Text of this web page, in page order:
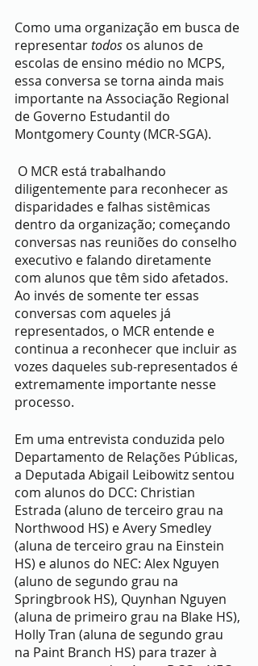
Como uma organização em busca de
representar todos os alunos de
escolas de ensino médio no MCPS,
essa conversa se torna ainda mais
importante na Associação Regional
de Governo Estudantil do
Montgomery County (MCR-SGA).
diligentemente para reconhecer as
disparidades e falhas sistêmicas
dentro da organização; começando
conversas nas reuniões do conselho
executivo e falando diretamente
com alunos que têm sido afetados.
Ao invés de somente ter essas
conversas com aqueles já
representados, o MCR entende e
continua a reconhecer que incluir as
vozes daqueles sub-representados é
extremamente importante nesse
processo.
Em uma entrevista conduzida pelo
Departamento de Relações Públicas,
a Deputada Abigail Leibowitz sentou
com alunos do DCC: Christian
Estrada (aluno de terceiro grau na
Northwood HS) e Avery Smedley
(aluna de terceiro grau na Einstein
HS) e alunos do NEC: Alex Nguyen
(aluno de segundo grau na
Springbrook HS), Quynhan Nguyen
(aluna de primeiro grau na Blake HS),
Holly Tran (aluna de segundo grau
na Paint Branch HS) para trazer à